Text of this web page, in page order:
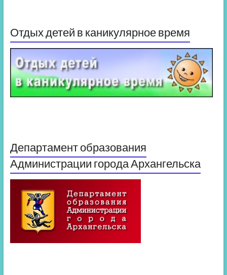
Отдых детей в каникулярное время
Департамент образования
Администрации города Архангельска